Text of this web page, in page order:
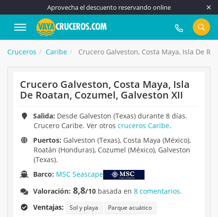
Aprovecha el descuento reservando online
917 815 555
Cruceros Caribe Crucero Galveston, Costa Maya, Isla De
Crucero Galveston, Costa Maya, Isla
De Roatan, Cozumel, Galveston XII
Salida: Desde Galveston (Texas) durante 8 días.
Crucero Caribe. Ver otros cruceros Caribe.
Puertos: Galveston (Texas), Costa Maya (México),
Roatán (Honduras), Cozumel (México), Galveston
(Texas).
Barco: MSC Seascape
Valoración: 8,8/10 basada en8 comentarios.
Ventajas:
Sol y playa Parque acuático